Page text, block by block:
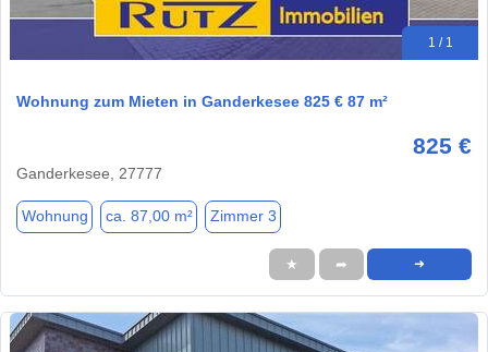
1 / 1
Wohnung zum Mieten in Ganderkesee 825 € 87 m²
825 €
Ganderkesee, 27777
Wohnung ca. 87,00 m² Zimmer 3
★ ➦ ➜